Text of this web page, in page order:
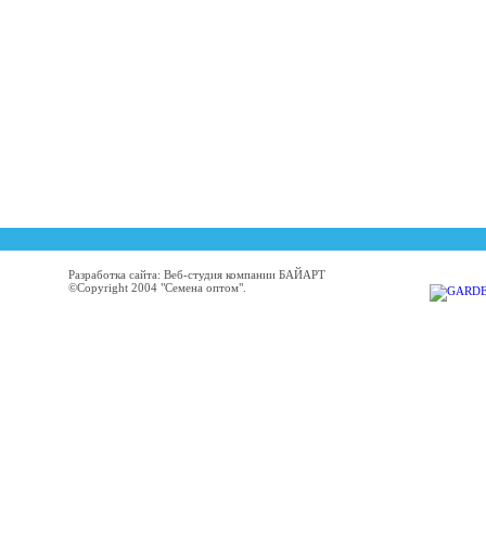
Разработка сайта: Веб-студия компании БАЙАРТ
©Copyright 2004 "Семена оптом".